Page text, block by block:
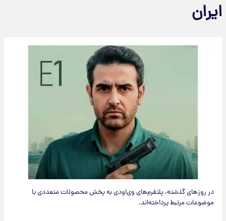
ایران
در روزهای گذشته، پلتفرم‌های وی‌اودی به پخش محصولات متعددی با
موضوعات مرتبط پرداخته‌اند.